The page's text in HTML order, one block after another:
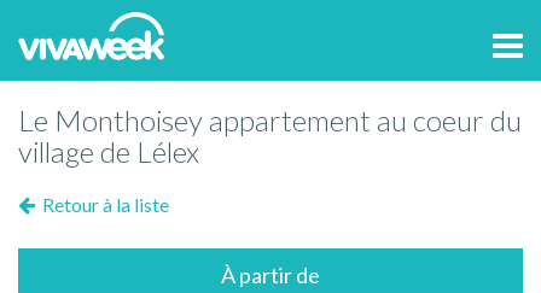
Le Monthoisey appartement au coeur du
village de Lélex
Retour à la liste
À partir de